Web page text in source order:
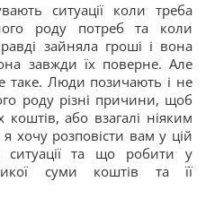
ситуації коли треба
роду потреб та коли
зайняла гроші і вона
завжди їх поверне. Але
таке. Люди позичають і не
роду різні причини, щоб
або взагалі ніяким
хочу розповісти вам у цій
ситуації та що робити у
суми коштів та її